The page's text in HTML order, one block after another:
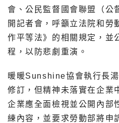
會、公民監督國會聯盟（公
開記者會，呼籲立法院和勞
作平等法》的相關規定，並
程，以防悲劇重演。
暖暖Sunshine協會執行長
修訂，但精神未落實在企業
企業應全面檢視並公開內部
練內容，並要求勞動部將申